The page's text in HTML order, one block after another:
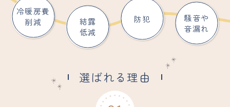
冷暖房費
削減
結露
低減
防犯
騒音や
音漏れ
選ばれる理由